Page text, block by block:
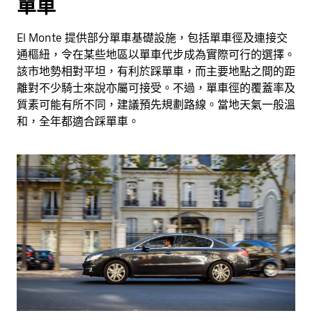
單車
El Monte 提供部分單車基礎設施，包括單車徑及連接交
通樞紐，令在某些地區以單車代步成為實際可行的選擇。
該市地勢相對平坦，有利於踩單車，而主要地點之間的距
離對不少騎士來說亦屬可接受。不過，單車徑的覆蓋率及
質素可能有所不同，建議預先規劃路線。當地天氣一般溫
和，全年都適合踩單車。